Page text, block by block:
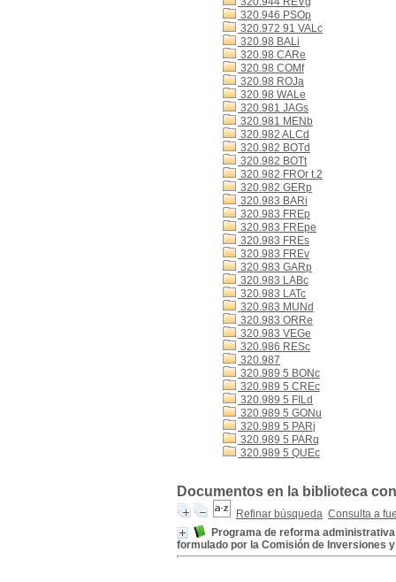
320.946 PSOp
320.972 91 VALc
320.98 BALi
320.98 CARe
320.98 COMf
320.98 ROJa
320.98 WALe
320.981 JAGs
320.981 MENb
320.982 ALCd
320.982 BOTd
320.982 BOTt
320.982 FROr t.2
320.982 GERp
320.983 BARi
320.983 FREp
320.983 FREpe
320.983 FREs
320.983 FREv
320.983 GARp
320.983 LABc
320.983 LATc
320.983 MUNd
320.983 ORRe
320.983 VEGe
320.986 RESc
320.987
320.989 5 BONc
320.989 5 CREc
320.989 5 FILd
320.989 5 GONu
320.989 5 PARj
320.989 5 PARq
320.989 5 QUEc
Documentos en la biblioteca
Refinar búsqueda Consulta a
Programa de reforma
formulado por la Comisión de Inversiones